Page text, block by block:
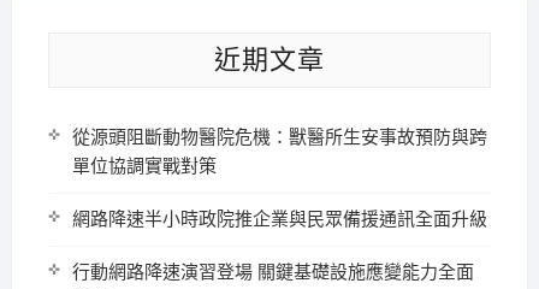
近期文章
從源頭阻斷動物醫院危機：獸醫所生安事故預防與跨
單位協調實戰對策
網路降速半小時政院推企業與民眾備援通訊全面升級
行動網路降速演習登場 關鍵基礎設施應變能力全面